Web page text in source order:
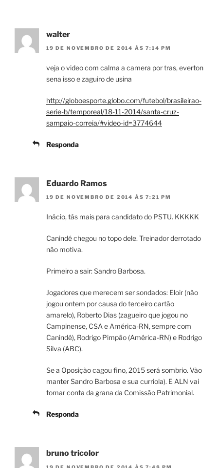
walter
19 DE NOVEMBRO DE 2014 ÀS 7:14 PM
veja o video com calma a camera por tras, everton
sena isso e zaguiro de usina
http://globoesporte.globo.com/futebol/brasileirao-
serie-b/temporeal/18-11-2014/santa-cruz-
sampaio-correia/#video-id=3774644
Responda
Eduardo Ramos
19 DE NOVEMBRO DE 2014 ÀS 7:21 PM
Inácio, tás mais para candidato do PSTU. KKKKK
Canindé chegou no topo dele. Treinador derrotado
não motiva.
Primeiro a sair: Sandro Barbosa.
Jogadores que merecem ser sondados: Eloir (não
jogou ontem por causa do terceiro cartão
amarelo), Roberto Dias (zagueiro que jogou no
Campinense, CSA e América-RN, sempre com
Canindé), Rodrigo Pimpão (América-RN) e Rodrigo
Silva (ABC).
Se a Oposição cagou fino, 2015 será sombrio. Vão
manter Sandro Barbosa e sua curriola). E ALN vai
tomar conta da grana da Comissão Patrimonial.
Responda
bruno tricolor